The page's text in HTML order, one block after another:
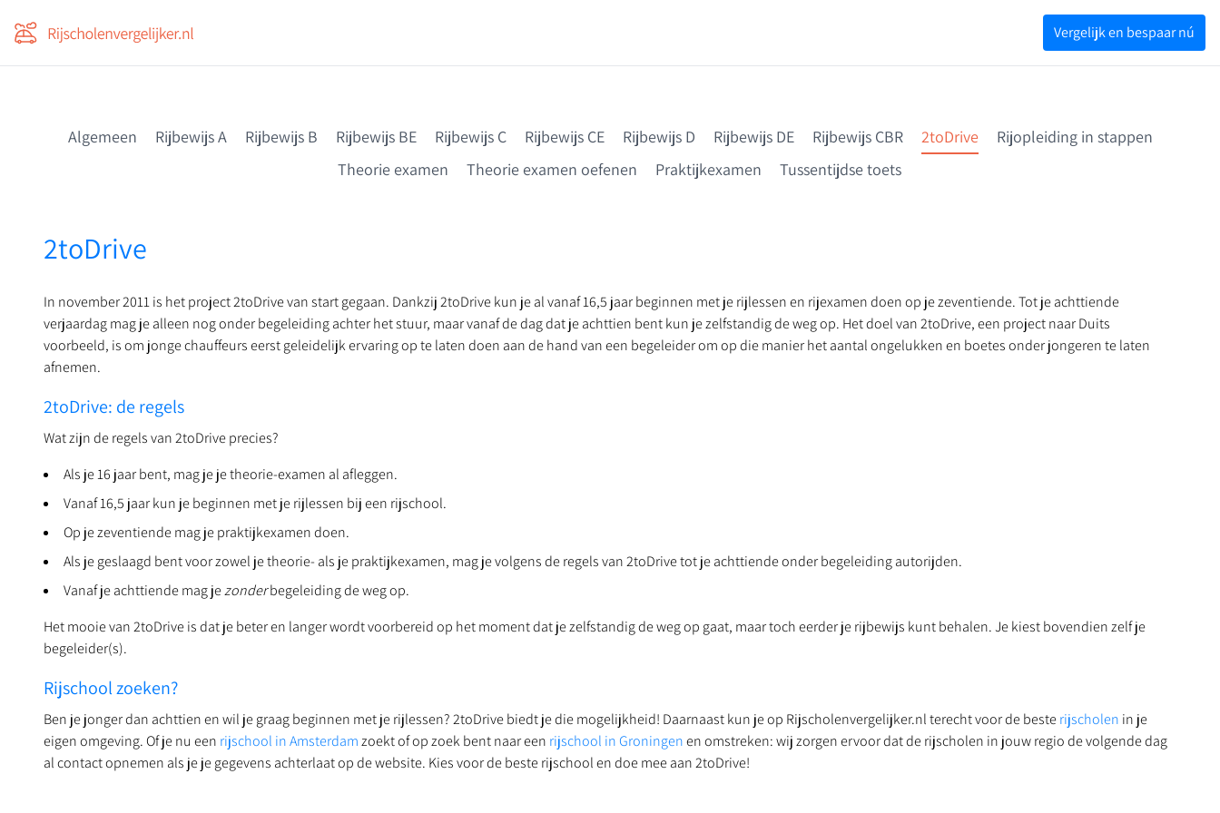
Vergelijk en bespaar nú
Algemeen Rijbewijs A Rijbewijs B Rijbewijs BE Rijbewijs C Rijbewijs CE Rijbewijs D Rijbewijs DE Rijbewijs CBR 2toDrive
Rijopleiding in stappen
Theorie examen
Theorie examen oefenen Praktijkexamen Tussentijdse toets
2toDrive
In november 2011 is het project 2toDrive van start gegaan. Dankzij 2toDrive kun je al vanaf 16,5 jaar beginnen met je rijlessen en rijexamen doen op je zeventiende. Tot je achttiende
verjaardag mag je alleen nog onder begeleiding achter het stuur, maar vanaf de dag dat je achttien bent kun je zelfstandig de weg op. Het doel van 2toDrive, een project naar Duits
voorbeeld, is om jonge chauffeurs eerst geleidelijk ervaring op te laten doen aan de hand van een begeleider om op die manier het aantal ongelukken en boetes onder jongeren te laten
afnemen.
2toDrive: de regels
Wat zijn de regels van 2toDrive precies?
Als je 16 jaar bent, mag je je theorie-examen al afleggen.
Vanaf 16,5 jaar kun je beginnen met je rijlessen bij een rijschool.
Op je zeventiende mag je praktijkexamen doen.
Als je geslaagd bent voor zowel je theorie- als je praktijkexamen, mag je volgens de regels van 2toDrive tot je achttiende onder begeleiding autorijden.
Vanaf je achttiende mag jezonderbegeleiding de weg op.
Het mooie van 2toDrive is dat je beter en langer wordt voorbereid op het moment dat je zelfstandig de weg op gaat, maar toch eerder je rijbewijs kunt behalen. Je kiest bovendien zelf je
begeleider(s).
Rijschool zoeken?
Ben je jonger dan achttien en wil je graag beginnen met je rijlessen? 2toDrive biedt je die mogelijkheid! Daarnaast kun je op Rijscholenvergelijker.nl terecht voor de besterijscholen in je
eigen omgeving. Of je nu een rijschool in Amsterdamzoekt of op zoek bent naar een rijschool in Groningenen omstreken: wij zorgen ervoor dat de rijscholen in jouw regio de volgende dag
al contact opnemen als je je gegevens achterlaat op de website. Kies voor de beste rijschool en doe mee aan 2toDrive!